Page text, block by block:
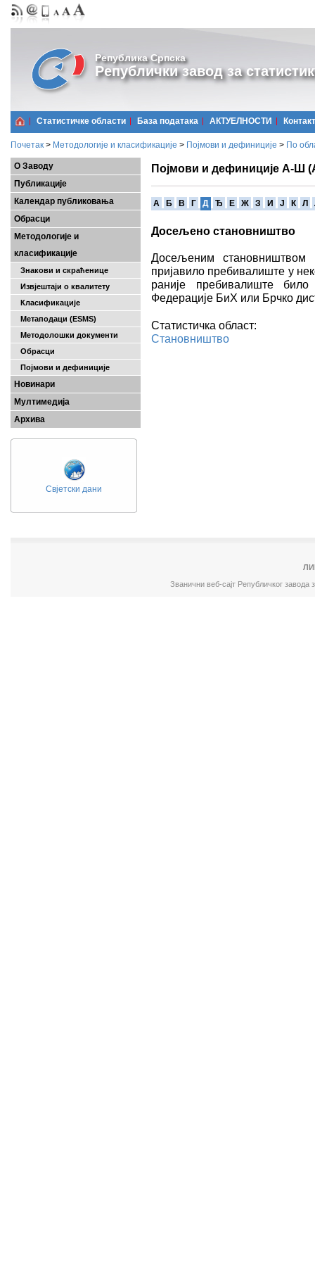
Република Српска
Републички завод за
Статистичке области Базa података АКТУЕЛНОСТИ Контакт
Почетак > Методологије и класификације > Појмови и дефиниције > По
О Заводу
Публикације
Календар публиковања
Обрасци
Методологије и
класификације
Знакови и скраћенице
Извјештаји о квалитету
Класификације
Метаподаци (ESMS)
Методолошки документи
Обрасци
Појмови и дефиниције
Новинари
Мултимедија
Архива
Свјетски дани
Појмови и дефиниције А-Ш
A Б В Г Д Ђ Е Ж З И Ј К Л
Досељено становништво
Досељеним становништвом
пријавило пребивалиште у
раније пребивалиште
Федерације БиХ или Брчко
Статистичка област:
Становништво
Званични веб-сајт Републичког